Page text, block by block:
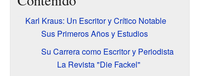
Karl Kraus: Un Escritor y Crítico Notable
Sus Primeros Años y Estudios
Su Carrera como Escritor y Periodista
La Revista "Die Fackel"